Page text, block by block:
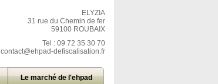
ELYZIA
31 rue du Chemin de fer
59100 ROUBAIX
Tel : 09 72 35 30 70
contact@ehpad-defiscalisation.fr
Le marché de l'ehpad